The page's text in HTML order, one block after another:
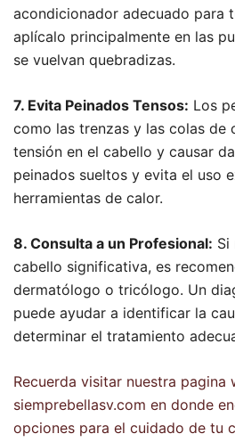
acondicionador adecuado para
aplícalo principalmente en las
se vuelvan quebradizas.
7. Evita Peinados Tensos: Los
como las trenzas y las colas de
tensión en el cabello y causar
peinados sueltos y evita el uso
herramientas de calor.
8. Consulta a un Profesional: Si
cabello significativa, es
dermatólogo o tricólogo. Un
puede ayudar a identificar la
determinar el tratamiento
Recuerda visitar nuestra pagina
siemprebellasv.com en donde
opciones para el cuidado de tu